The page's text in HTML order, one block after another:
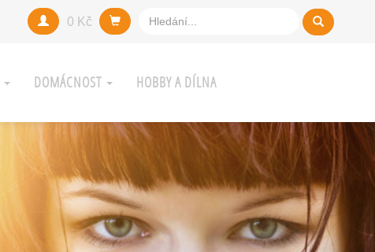
0 Kč
DOMÁCNOST HOBBY A DÍLNA